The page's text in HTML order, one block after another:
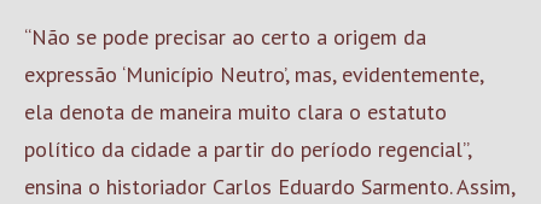
“Não se pode precisar ao certo a origem da
expressão ‘Município Neutro’, mas, evidentemente,
ela denota de maneira muito clara o estatuto
político da cidade a partir do período regencial”,
ensina o historiador Carlos Eduardo Sarmento. Assim,